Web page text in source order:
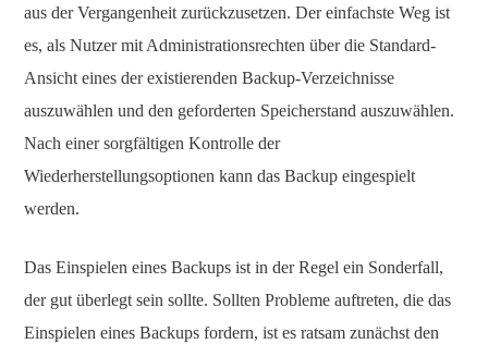
aus der Vergangenheit zurückzusetzen. Der einfachste Weg ist
es, als Nutzer mit Administrationsrechten über die Standard-
Ansicht eines der existierenden Backup-Verzeichnisse
auszuwählen und den geforderten Speicherstand auszuwählen.
Nach einer sorgfältigen Kontrolle der
Wiederherstellungsoptionen kann das Backup eingespielt
werden.
Das Einspielen eines Backups ist in der Regel ein Sonderfall,
der gut überlegt sein sollte. Sollten Probleme auftreten, die das
Einspielen eines Backups fordern, ist es ratsam zunächst den